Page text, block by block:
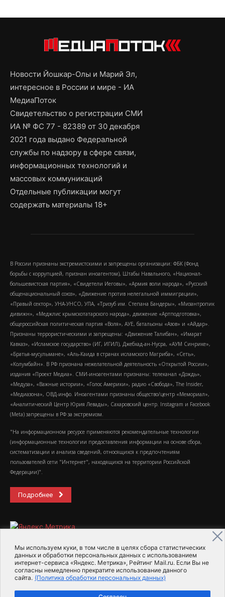
Мы используем куки, в том числе в целях сбора статистических
данных и обработки персональных данных с использованием
интернет-сервиса «Яндекс. Метрика», Рейтинг Mail.ru. Если Вы не
согласны немедленно прекратите использование данного
сайта. (Политика обработки персональных данных)
Новости Йошкар-Олы и Марий Эл,
интересное в России и мире - ИА
МедиаПоток
Свидетельство о регистрации СМИ
ИА № ФС 77 - 82389 от 30 декабря
2021 года выдано Федеральной
службы по надзору в сфере связи,
информационных технологий и
массовых коммуникаций
Отдельные публикации могут
содержать материалы 18+
В России признаны экстремистскими и запрещены организации: ФБК (Фонд
борьбы с коррупцией, признан иноагентом), Штабы Навального, «Национал-
большевистская партия», «Свидетели Иеговы», «Армия воли народа», «Русский
общенациональный союз», «Движение против нелегальной иммиграции»,
«Правый сектор», УНА-УНСО, УПА, «Тризуб им. Степана Бандеры», «Мизантропик
дивижн», «Меджлис крымскотатарского народа», движение «Артподготовка»,
общероссийская политическая партия «Воля», АУЕ, батальоны «Азов» и «Айдар».
Признаны террористическими и запрещены: «Движение Талибан», «Имарат
Кавказ», «Исламское государство» (ИГ, ИГИЛ), Джебхад-ан-Нусра, «АУМ Синрике»,
«Братья-мусульмане», «Аль-Каида в странах исламского Магриба», «Сеть»,
«Колумбайн». В РФ признана нежелательной деятельность «Открытой России»,
издания «Проект Медиа». СМИ-иноагентами признаны: телеканал «Дождь»,
«Медуза», «Важные истории», «Голос Америки», радио «Свобода», The Insider,
«Медиазона», ОВД-инфо. Иноагентами признаны общество/центр «Мемориал»,
«Аналитический Центр Юрия Левады», Сахаровский центр. Instagram и Facebook
(Metа) запрещены в РФ за экстремизм.
"На информационном ресурсе применяются рекомендательные технологии
(информационные технологии предоставления информации на основе сбора,
систематизации и анализа сведений, относящихся к предпочтениям
пользователей сети "Интернет", находящихся на территории Российской
Федерации)".
Подробнее
2015-2026- Информационное агентство МедиаПоток
Для справки Об издании
Пользовательское соглашение